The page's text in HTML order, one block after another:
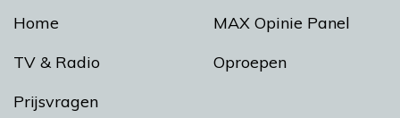
Home
TV & Radio
Prijsvragen
MAX Opinie Panel
Oproepen